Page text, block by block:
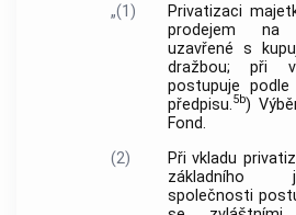
„(1)
Privatizaci
prodejem na
uzavřené s
dražbou; při
postupuje
předpisu.5b)
Fond.
(2)
Při vkladu
základního
společnosti